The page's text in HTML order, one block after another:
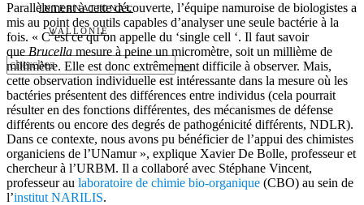
INTERNATIONAL
WALLONIE
Parallèlement à cette découverte, l’équipe namuroise de biologistes a
mis au point des outils capables d’analyser une seule bactérie à la
fois. « C’est ce qu’on appelle du ‘single cell ‘. Il faut savoir
que Brucella mesure à peine un micromètre, soit un millième de
millimètre. Elle est donc extrêmement difficile à observer. Mais,
cette observation individuelle est intéressante dans la mesure où les
bactéries présentent des différences entre individus (cela pourrait
résulter en des fonctions différentes, des mécanismes de défense
différents ou encore des degrés de pathogénicité différents, NDLR).
Dans ce contexte, nous avons pu bénéficier de l’appui des chimistes
organiciens de l’UNamur », explique Xavier De Bolle, professeur et
chercheur à l’URBM. Il a collaboré avec Stéphane Vincent,
professeur au laboratoire de chimie bio-organique (CBO) au sein de
l’institut NARILIS.